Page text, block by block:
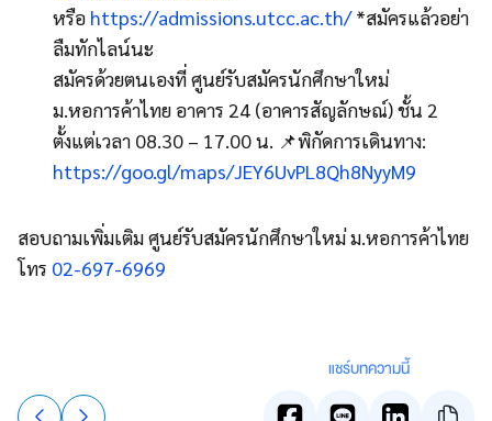
หรือ https://admissions.utcc.ac.th/*สมัครแล้วอย่า
ลืมทักไลน์นะ
สมัครด้วยตนเองที่ ศูนย์รับสมัครนักศึกษาใหม่
ม.หอการค้าไทย อาคาร 24 (อาคารสัญลักษณ์) ชั้น 2
ตั้งแต่เวลา 08.30 – 17.00 น. 📌พิกัดการเดินทาง:
https://goo.gl/maps/JEY6UvPL8Qh8NyyM9
สอบถามเพิ่มเติม ศูนย์รับสมัครนักศึกษาใหม่ ม.หอการค้าไทย
โทร 02-697-6969
แชร์บทความนี้